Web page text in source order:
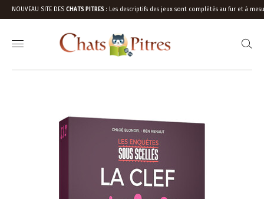
NOUVEAU SITE DES CHATS PITRES : Les descriptifs des jeux sont complétés au fur et à